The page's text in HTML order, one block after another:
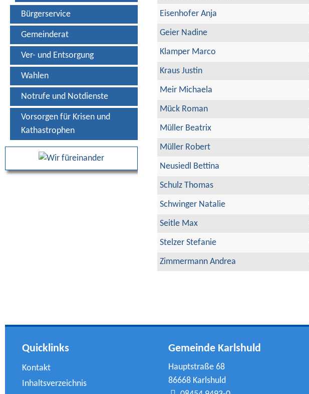
Bürgerservice
Gemeinderat
Ver- und Entsorgung
Wahlen
Notrufe und Notdienste
Vorsorgen für Krisen und
Kathastrophen
Eisenhofer Anja
Geier Nadine
Klamper Marco
Kraus Justin
Meir Michaela
Mück Roman
Müller Beatrix
Müller Robert
Neusiedl Bettina
Schulz Thomas
Schwinger Natalie
Seitle Max
Stelzer Stefanie
Zimmermann Andrea
Quicklinks
Kontakt
Inhaltsverzeichnis
Gemeinde Karlshuld
Hauptstraße 68
86668 Karlshuld